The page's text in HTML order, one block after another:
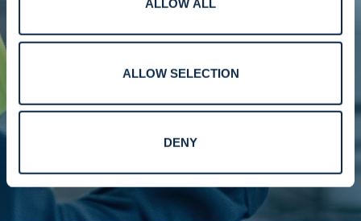
ALLOW ALL
ALLOW SELECTION
DENY